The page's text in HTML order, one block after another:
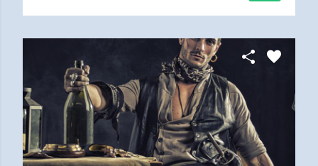
share favorite